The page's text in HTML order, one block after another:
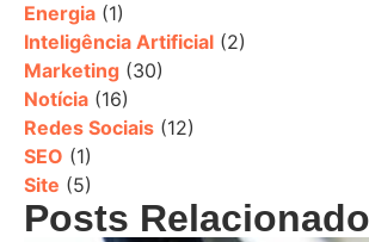
Energia (1)
Inteligência Artificial (2)
Marketing (30)
Notícia (16)
Redes Sociais (12)
SEO (1)
Site (5)
Posts